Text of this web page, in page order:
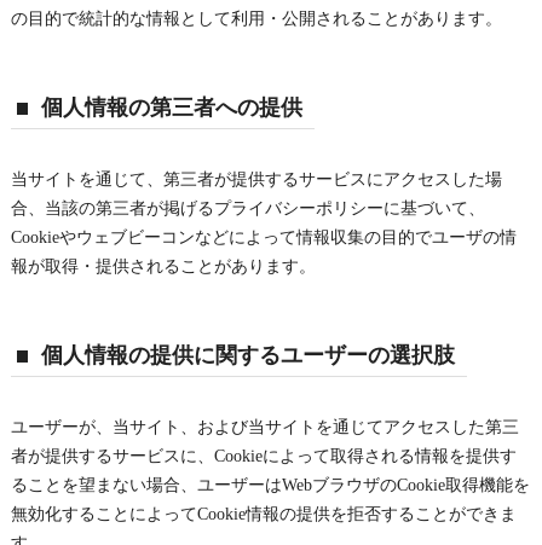
の目的で統計的な情報として利用・公開されることがあります。
個人情報の第三者への提供
当サイトを通じて、第三者が提供するサービスにアクセスした場
合、当該の第三者が掲げるプライバシーポリシーに基づいて、
Cookieやウェブビーコンなどによって情報収集の目的でユーザの情
報が取得・提供されることがあります。
個人情報の提供に関するユーザーの選択肢
ユーザーが、当サイト、および当サイトを通じてアクセスした第三
者が提供するサービスに、Cookieによって取得される情報を提供す
ることを望まない場合、ユーザーはWebブラウザのCookie取得機能を
無効化することによってCookie情報の提供を拒否することができま